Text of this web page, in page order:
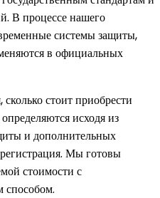
В процессе нашего
системы защиты,
в официальных
стоит приобрести
исходя из
и дополнительных
Мы готовы
стоимости с